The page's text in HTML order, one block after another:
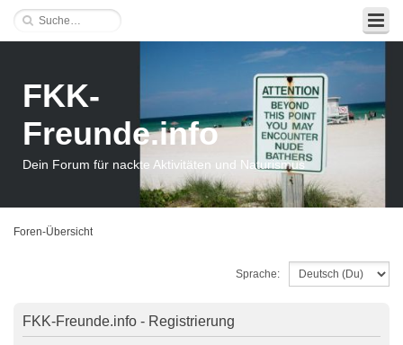
FKK-
Freunde.info
Dein Forum für nackte Aktivitäten und Naturismus
Foren-Übersicht
Sprache:
FKK-Freunde.info - Registrierung